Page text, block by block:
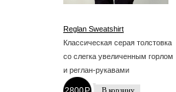
Reglan Sweatshirt
Классическая серая толстовка
со слегка увеличенным горлом
и реглан-рукавами